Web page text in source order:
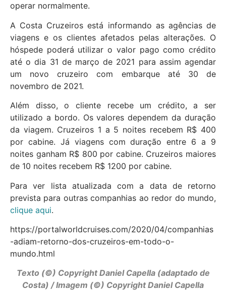
operar normalmente.
A Costa Cruzeiros está informando as agências de
viagens e os clientes afetados pelas alterações. O
hóspede poderá utilizar o valor pago como crédito
até o dia 31 de março de 2021 para assim agendar
um novo cruzeiro com embarque até 30 de
novembro de 2021.
Além disso, o cliente recebe um crédito, a ser
utilizado a bordo. Os valores dependem da duração
da viagem. Cruzeiros 1 a 5 noites recebem R$ 400
por cabine. Já viagens com duração entre 6 a 9
noites ganham R$ 800 por cabine. Cruzeiros maiores
de 10 noites recebem R$ 1200 por cabine.
Para ver lista atualizada com a data de retorno
prevista para outras companhias ao redor do mundo,
clique aqui.
https://portalworldcruises.com/2020/04/companhias
-adiam-retorno-dos-cruzeiros-em-todo-o-
mundo.html
Texto (©) Copyright Daniel Capella (adaptado de
Costa) / Imagem (©) Copyright Daniel Capella